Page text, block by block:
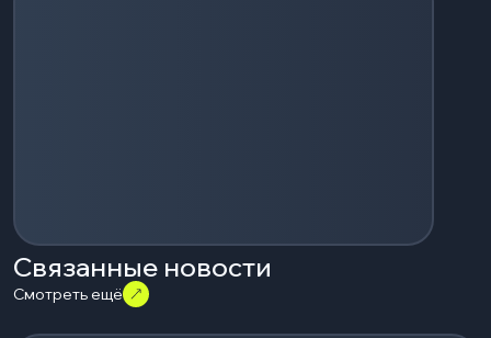
Связанные новости
Смотреть ещё